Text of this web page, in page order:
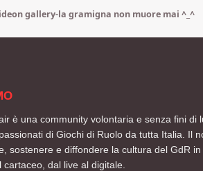
gallery-la gramigna non muore mai ^_^
è una community volontaria e senza fini di
di Giochi di Ruolo da tutta Italia. Il
sostenere e diffondere la cultura del GdR
cartaceo, dal live al digitale.